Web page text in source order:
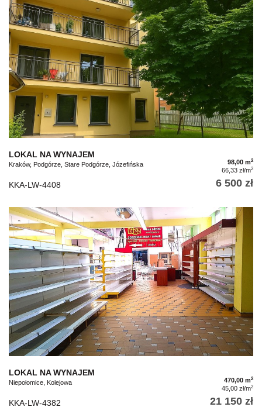
LOKAL NA WYNAJEM
Kraków, Podgórze, Stare Podgórze, Józefińska 98,00 m2
66,33 zł/m2
KKA-LW-4408 6 500 zł
LOKAL NA WYNAJEM
Niepołomice, Kolejowa 470,00 m2
45,00 zł/m2
KKA-LW-4382 21 150 zł